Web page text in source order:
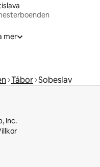
mer
Tábor Sobeslav
Inc.